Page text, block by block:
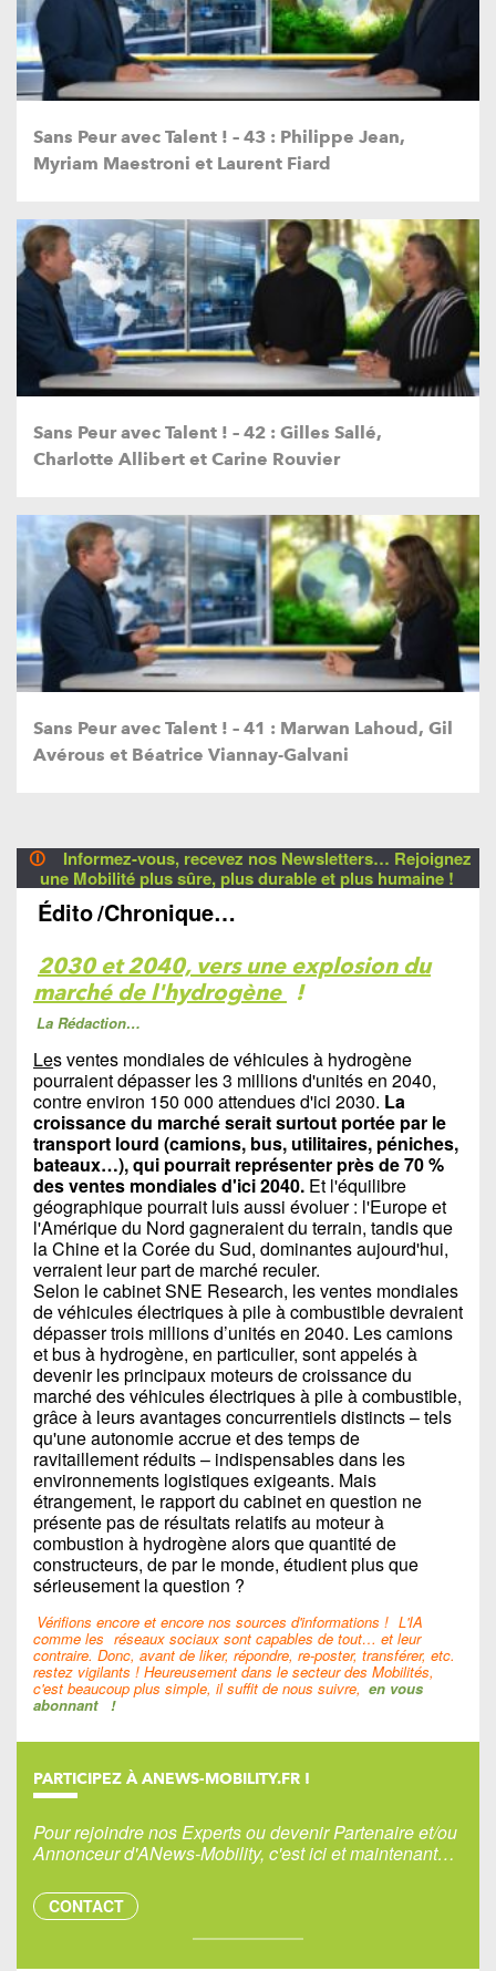
Sans Peur avec Talent ! – 43 : Philippe Jean,
Myriam Maestroni et Laurent Fiard
Sans Peur avec Talent ! – 42 : Gilles Sallé,
Charlotte Allibert et Carine Rouvier
Sans Peur avec Talent ! – 41 : Marwan Lahoud, Gil
Avérous et Béatrice Viannay-Galvani
🛈
Informez-vous, recevez nos Newsletters… Rejoignez
une Mobilité plus sûre, plus durable et plus humaine !
Édito/Chronique…
2030 et 2040, vers une explosion du
marché de l'hydrogène !
La Rédaction…
Les ventes mondiales de véhicules à hydrogène
pourraient dépasser les 3 millions d'unités en 2040,
contre environ 150 000 attendues d'ici 2030. La
croissance du marché serait surtout portée par le
transport lourd (camions, bus, utilitaires, péniches,
bateaux…), qui pourrait représenter près de 70 %
des ventes mondiales d'ici 2040. Et l'équilibre
géographique pourrait luis aussi évoluer : l'Europe et
l'Amérique du Nord gagneraient du terrain, tandis que
la Chine et la Corée du Sud, dominantes aujourd'hui,
verraient leur part de marché reculer.
Selon le cabinet SNE Research, les ventes mondiales
de véhicules électriques à pile à combustible devraient
dépasser trois millions d’unités en 2040. Les camions
et bus à hydrogène, en particulier, sont appelés à
devenir les principaux moteurs de croissance du
marché des véhicules électriques à pile à combustible,
grâce à leurs avantages concurrentiels distincts – tels
qu'une autonomie accrue et des temps de
ravitaillement réduits – indispensables dans les
environnements logistiques exigeants. Mais
étrangement, le rapport du cabinet en question ne
présente pas de résultats relatifs au moteur à
combustion à hydrogène alors que quantité de
constructeurs, de par le monde, étudient plus que
sérieusement la question ?
Vérifions encore et encore nos sources d'informations ! L'IA
comme les réseaux sociaux sont capables de tout… et leur
contraire. Donc, avant de liker, répondre, re-poster, transférer, etc.
restez vigilants ! Heureusement dans le secteur des Mobilités,
c'est beaucoup plus simple, il suffit de nous suivre, en vous
abonnant !
PARTICIPEZ À ANEWS-MOBILITY.FR !
Pour rejoindre nos Experts ou devenir Partenaire et/ou
Annonceur d'ANews-Mobility, c'est ici et maintenant…
CONTACT